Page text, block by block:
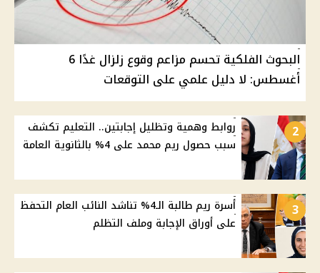
البحوث الفلكية تحسم مزاعم وقوع زلزال غدًا 6
أغسطس: لا دليل علمي على التوقعات
2
روابط وهمية وتظليل إجابتين.. التعليم تكشف
سبب حصول ريم محمد على 4% بالثانوية العامة
3
أسرة ريم طالبة الـ4% تناشد النائب العام التحفظ
على أوراق الإجابة وملف التظلم